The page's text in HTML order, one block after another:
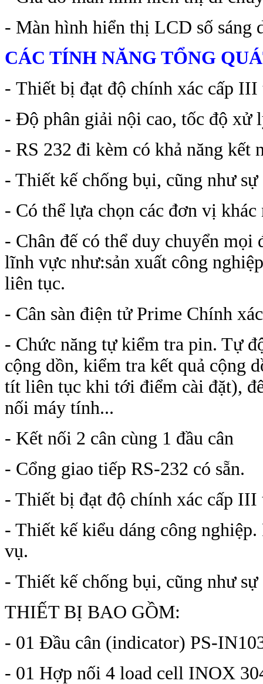
- Màn hình hiển thị LCD số sáng
CÁC TÍNH NĂNG TỔNG
- Thiết bị đạt độ chính xác cấp
- Độ phân giải nội cao, tốc độ xử
- RS 232 đi kèm có khả năng kết
- Thiết kế chống bụi, cũng như
- Có thể lựa chọn các đơn vị
- Chân đế có thể duy chuyển
lĩnh vực như:sản xuất công
liên tục.
- Cân sàn điện tử Prime Chính
- Chức năng tự kiểm tra pin. Tự
cộng dồn, kiểm tra kết quả cộng
tít liên tục khi tới điểm cài đặt),
nối máy tính...
- Kết nối 2 cân cùng 1 đầu cân
- Cổng giao tiếp RS-232 có sẵn.
- Thiết bị đạt độ chính xác cấp
- Thiết kế kiểu dáng công
vụ.
- Thiết kế chống bụi, cũng như
THIẾT BỊ BAO GỒM:
- 01 Đầu cân (indicator) PS-
- 01 Hợp nối 4 load cell INOX